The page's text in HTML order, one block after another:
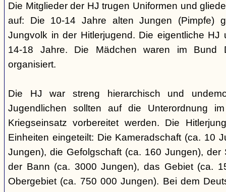
Die Mitglieder der HJ trugen Uniformen und
auf: Die 10-14 Jahre alten Jungen (Pimpfe)
Jungvolk in der Hitlerjugend. Die eigentliche HJ
14-18 Jahre. Die Mädchen waren im Bund
organisiert.
Die HJ war streng hierarchisch und
Jugendlichen sollten auf die Unterordnung
Kriegseinsatz vorbereitet werden. Die
Einheiten eingeteilt: Die Kameradschaft (ca. 10
Jungen), die Gefolgschaft (ca. 160 Jungen), der
der Bann (ca. 3000 Jungen), das Gebiet (ca.
Obergebiet (ca. 750 000 Jungen). Bei dem